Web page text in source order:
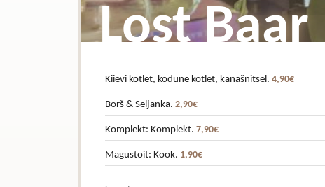
Lost Baar
Kiievi kotlet, kodune kotlet, kanašnitsel. 4,90€
Borš & Seljanka. 2,90€
Komplekt: Komplekt. 7,90€
Magustoit: Kook. 1,90€